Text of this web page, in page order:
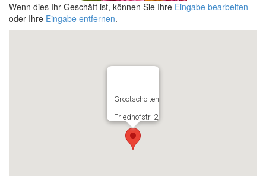
Wenn dies Ihr Geschäft ist, können Sie Ihre Eingabe bearbeiten
oder Ihre Eingabe entfernen.
Grootscholten
Friedhofstr. 2